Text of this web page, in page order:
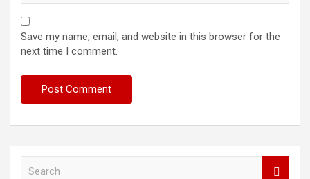
Save my name, email, and website in this browser for the
next time I comment.